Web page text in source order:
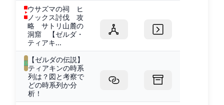
ウサズマの祠 ヒ
ノックス討伐 攻
略 サトリ山麓の
洞窟 【ゼルダ・
ティアキ...
【ゼルダの伝説】
ティアキンの時系
列は？図と考察で
どの時系列か分
析！